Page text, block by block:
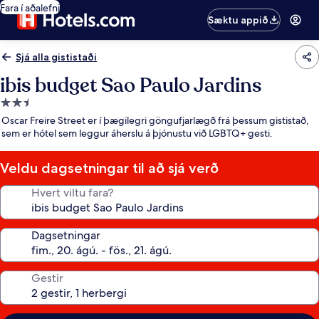
Fara í aðalefni
Sæktu appið
Sjá alla gististaði
ibis budget Sao Paulo Jardins
2.5
stjörnu
gististaður
Oscar Freire Street er í þægilegri göngufjarlægð frá þessum gististað,
sem er hótel sem leggur áherslu á þjónustu við LGBTQ+ gesti.
Veldu dagsetningar til að sjá verð
Hvert viltu fara?
Dagsetningar
Gestir